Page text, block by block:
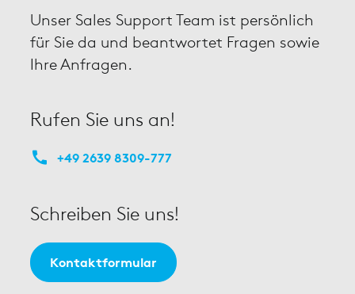
Unser Sales Support Team ist persönlich
für Sie da und beantwortet Fragen sowie
Ihre Anfragen.
Rufen Sie uns an!
+49 2639 8309-777
Schreiben Sie uns!
Kontaktformular